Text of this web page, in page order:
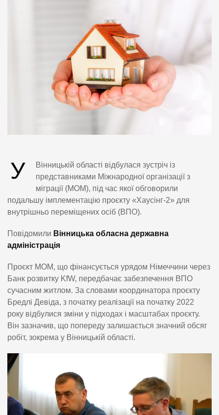
У
Вінницькій області відбулася зустріч із
представниками Міжнародної організації з
міграції (МОМ), під час якої обговорили
подальшу імплементацію проєкту «Хаусінг-2» для
внутрішньо переміщених осіб (ВПО).
Повідомили Вінницька обласна державна
адміністрація
Проєкт МОМ, що фінансується урядом Німеччини через
Банк розвитку KfW, передбачає забезпечення ВПО
сучасним житлом. За словами координатора проєкту
Бредлі Девіда, з початку реалізації на початку 2022
року відбулися зміни у підходах і масштабах проєкту.
Він зазначив, що попереду залишається значний обсяг
робіт, зокрема у Вінницькій області.